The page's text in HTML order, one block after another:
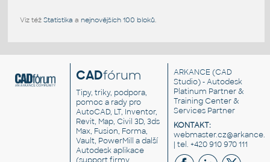
Viz též Statistika a nejnovějších 100 bloků.
CADfórum
Tipy, triky, podpora,
pomoc a rady pro
AutoCAD, LT, Inventor,
Revit, Map, Civil 3D, 3ds
Max, Fusion, Forma,
Vault, PowerMill a další
Autodesk aplikace
(support firmy
ARKANCE (CAD
Studio) - Autodesk
Platinum Partner &
Training Center &
Services Partner
KONTAKT:
| tel. +420 910 970 111